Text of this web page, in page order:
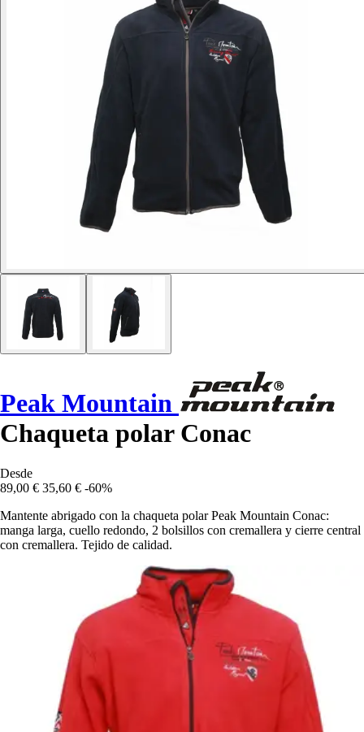
Peak Mountain
Chaqueta polar Conac
Desde
89,00 € 35,60 € -60%
Mantente abrigado con la chaqueta polar Peak Mountain Conac:
manga larga, cuello redondo, 2 bolsillos con cremallera y cierre central
con cremallera. Tejido de calidad.